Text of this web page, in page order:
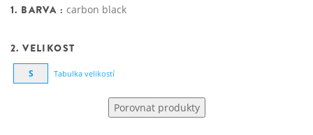
1. BARVA : carbon black
2. VELIKOST
S Tabulka velikostí
Porovnat produkty